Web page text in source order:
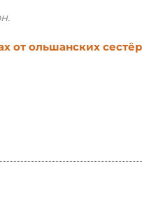
от ольшанских